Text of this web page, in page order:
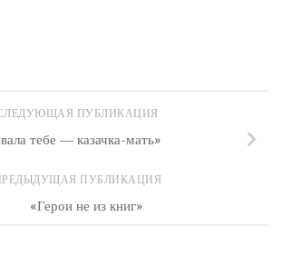
ПУБЛИКАЦИЯ
тебе — казачка-мать»
ПУБЛИКАЦИЯ
«Герои не из книг»